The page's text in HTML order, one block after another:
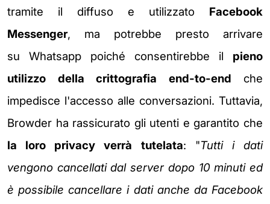
tramite il diffuso e utilizzato Facebook
Messenger, ma potrebbe presto arrivare
su Whatsapp poiché consentirebbe il pieno
utilizzo della crittografia end-to-end che
impedisce l'accesso alle conversazioni. Tuttavia,
Browder ha rassicurato gli utenti e garantito che
la loro privacy verrà tutelata: "Tutti i dati
vengono cancellati dal server dopo 10 minuti ed
è possibile cancellare i dati anche da Facebook